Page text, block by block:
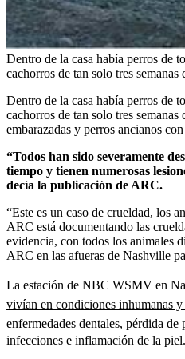
Dentro de la casa había perros de
cachorros de tan solo tres semanas
Dentro de la casa había perros de
cachorros de tan solo tres semanas
embarazadas y perros ancianos
“Todos han sido severamente
tiempo y tienen numerosas
decía la publicación de ARC.
“Este es un caso de crueldad, los
ARC está documentando las
evidencia, con todos los animales
ARC en las afueras de Nashville
La estación de NBC WSMV en
vivían en condiciones inhumanas
enfermedades dentales, pérdida de
infecciones e inflamación de la piel.